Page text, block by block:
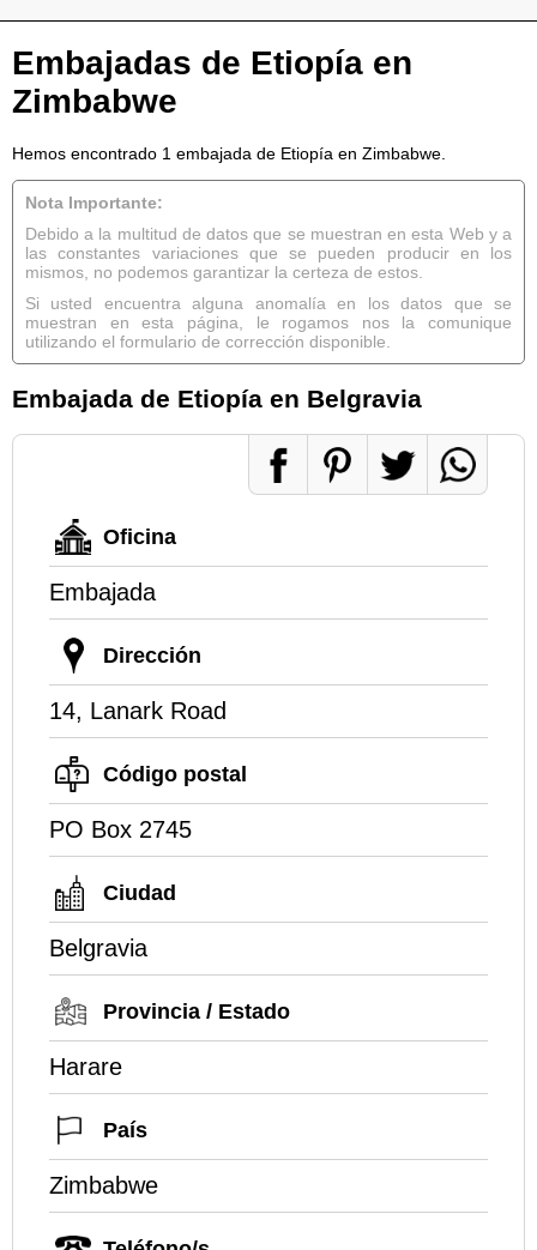
Embajadas de Etiopía en
Zimbabwe
Hemos encontrado 1 embajada de Etiopía en Zimbabwe.
Nota Importante:
Debido a la multitud de datos que se muestran en esta Web y a
las constantes variaciones que se pueden producir en los
mismos, no podemos garantizar la certeza de estos.
Si usted encuentra alguna anomalía en los datos que se
muestran en esta página, le rogamos nos la comunique
utilizando el formulario de corrección disponible.
Embajada de Etiopía en Belgravia
Oficina
Embajada
Dirección
14, Lanark Road
Código postal
PO Box 2745
Ciudad
Belgravia
Provincia / Estado
Harare
País
Zimbabwe